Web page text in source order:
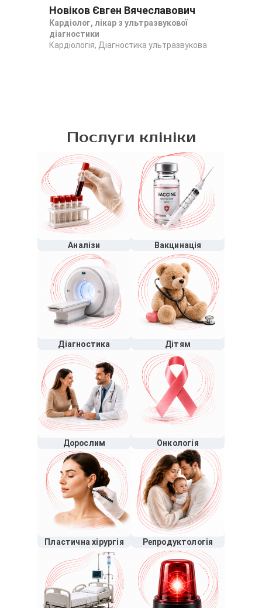
Новіков Євген Вячеславович
Кардіолог, лікар з ультразвукової
діагностики
Кардіологія, Діагностика ультразвукова
Послуги клініки
Аналізи Вакцинація
Діагностика Дітям
Дорослим Онкологія
Пластична хірургія Репродуктологія